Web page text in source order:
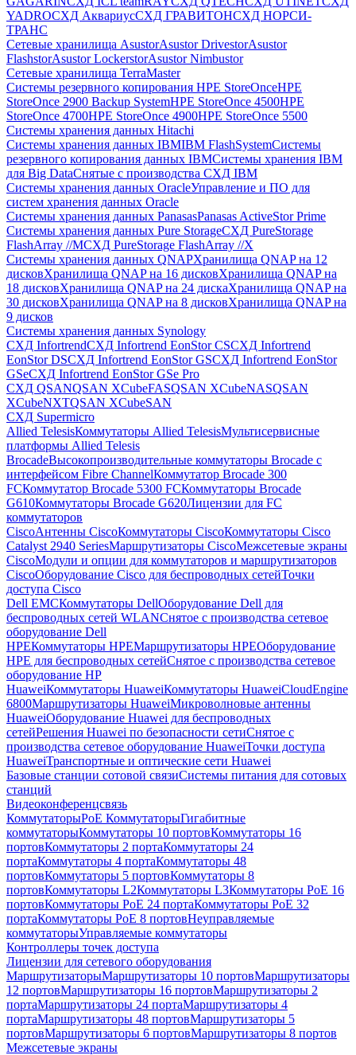
YADROСХД АквариусСХД ГРАВИТОНСХД НОРСИ-
ТРАНС
Сетевые хранилища AsustorAsustor DrivestorAsustor
FlashstorAsustor LockerstorAsustor Nimbustor
Сетевые хранилища TerraMaster
Системы резервного копирования HPE StoreOnceHPE
StoreOnce 2900 Backup SystemHPE StoreOnce 4500HPE
StoreOnce 4700HPE StoreOnce 4900HPE StoreOnce 5500
Системы хранения данных Hitachi
Системы хранения данных IBMIBM FlashSystemСистемы
резервного копирования данных IBMСистемы хранения IBM
для Big DataСнятые с производства СХД IBM
Системы хранения данных OracleУправление и ПО для
систем хранения данных Oracle
Системы хранения данных PanasasPanasas ActiveStor Prime
Системы хранения данных Pure StorageСХД PureStorage
FlashArray //MСХД PureStorage FlashArray //X
Системы хранения данных QNAPХранилища QNAP на 12
дисковХранилища QNAP на 16 дисковХранилища QNAP на
18 дисковХранилища QNAP на 24 дискаХранилища QNAP на
30 дисковХранилища QNAP на 8 дисковХранилища QNAP на
9 дисков
Системы хранения данных Synology
СХД InfortrendСХД Infortrend EonStor CSСХД Infortrend
EonStor DSСХД Infortrend EonStor GSСХД Infortrend EonStor
GSeСХД Infortrend EonStor GSe Pro
СХД QSANQSAN XCubeFASQSAN XCubeNASQSAN
XCubeNXTQSAN XCubeSAN
СХД Supermicro
Allied TelesisКоммутаторы Allied TelesisМультисервисные
платформы Allied Telesis
BrocadeВысокопроизводительные коммутаторы Brocade с
интерфейсом Fibre ChannelКоммутатор Brocade 300
FCКоммутатор Brocade 5300 FCКоммутаторы Brocade
G610Коммутаторы Brocade G620Лицензии для FC
коммутаторов
CiscoАнтенны CiscoКоммутаторы CiscoКоммутаторы Cisco
Catalyst 2940 SeriesМаршрутизаторы CiscoМежсетевые экраны
CiscoМодули и опции для коммутаторов и маршрутизаторов
CiscoОборудование Cisco для беспроводных сетейТочки
доступа Cisco
Dell EMCКоммутаторы DellОборудование Dell для
беспроводных сетей WLANСнятое с производства сетевое
оборудование Dell
HPEКоммутаторы HPEМаршрутизаторы HPEОборудование
HPE для беспроводных сетейСнятое с производства сетевое
оборудование HP
HuaweiКоммутаторы HuaweiКоммутаторы HuaweiCloudEngine
6800Маршрутизаторы HuaweiМикроволновые антенны
HuaweiОборудование Huawei для беспроводных
сетейРешения Huawei по безопасности сетиСнятое с
производства сетевое оборудование HuaweiТочки доступа
HuaweiТранспортные и оптические сети Huawei
Базовые станции сотовой связиСистемы питания для сотовых
станций
Видеоконференцсвязь
КоммутаторыPoE КоммутаторыГигабитные
коммутаторыКоммутаторы 10 портовКоммутаторы 16
портовКоммутаторы 2 портаКоммутаторы 24
портаКоммутаторы 4 портаКоммутаторы 48
портовКоммутаторы 5 портовКоммутаторы 8
портовКоммутаторы L2Коммутаторы L3Коммутаторы PoE 16
портовКоммутаторы PoE 24 портаКоммутаторы PoE 32
портаКоммутаторы PoE 8 портовНеуправляемые
коммутаторыУправляемые коммутаторы
Контроллеры точек доступа
Лицензии для сетевого оборудования
МаршрутизаторыМаршрутизаторы 10 портовМаршрутизаторы
12 портовМаршрутизаторы 16 портовМаршрутизаторы 2
портаМаршрутизаторы 24 портаМаршрутизаторы 4
портаМаршрутизаторы 48 портовМаршрутизаторы 5
портовМаршрутизаторы 6 портовМаршрутизаторы 8 портов
Межсетевые экраны